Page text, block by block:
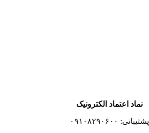
نماد اعتماد الکترونیک
پشتیبانی: ۰۹۱۰۸۲۹۰۶۰۰